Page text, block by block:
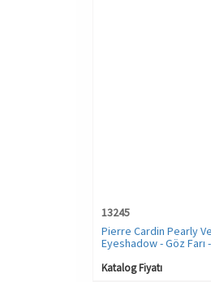
13245
Pierre Cardin Pearly
Eyeshadow - Göz Farı
Katalog Fiyatı